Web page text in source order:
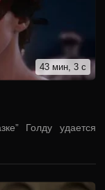
43 мин, 3 с
Голду удается